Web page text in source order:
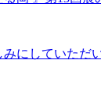
みにしていただ